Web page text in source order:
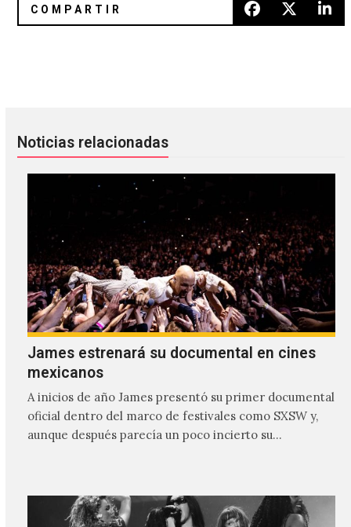
Noticias relacionadas
James estrenará su documental en cines
mexicanos
A inicios de año James presentó su primer documental
oficial dentro del marco de festivales como SXSW y,
aunque después parecía un poco incierto su…